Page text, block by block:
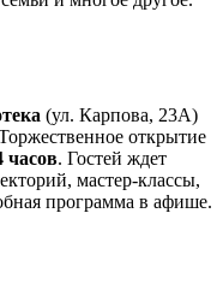
(ул. Карпова, 23А)
открытие
часов. Гостей ждет
мастер-классы,
программа в афише.